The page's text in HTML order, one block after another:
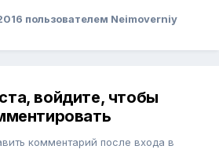
пользователем Neimoverniy
войдите, чтобы
комментарий после входа в